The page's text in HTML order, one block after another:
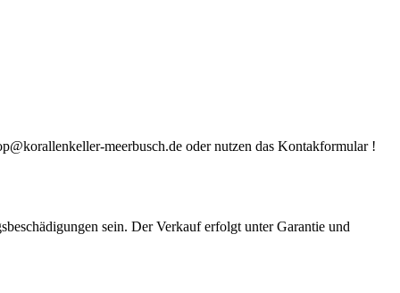
meerbusch.de oder nutzen das Kontakformular !
sein. Der Verkauf erfolgt unter Garantie und